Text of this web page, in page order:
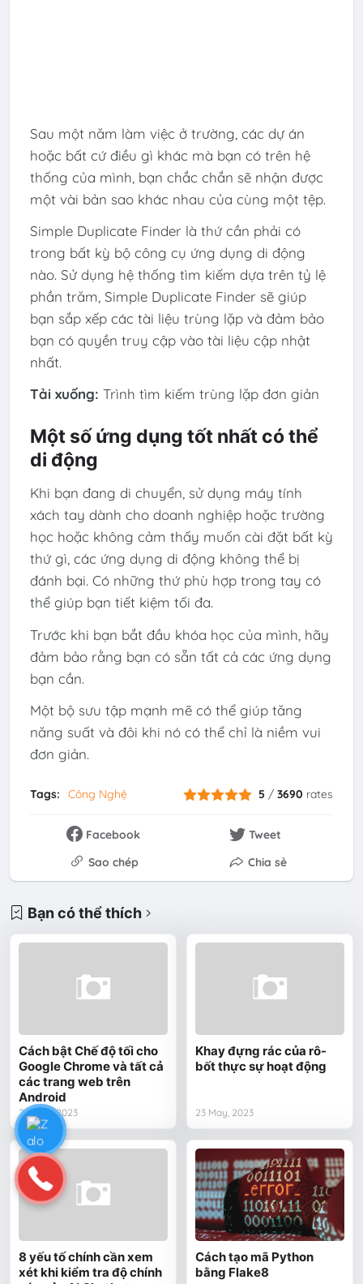
Sau một năm làm việc ở trường, các dự án
hoặc bất cứ điều gì khác mà bạn có trên hệ
thống của mình, bạn chắc chắn sẽ nhận được
một vài bản sao khác nhau của cùng một tệp.
Simple Duplicate Finder là thứ cần phải có
trong bất kỳ bộ công cụ ứng dụng di động
nào. Sử dụng hệ thống tìm kiếm dựa trên tỷ lệ
phần trăm, Simple Duplicate Finder sẽ giúp
bạn sắp xếp các tài liệu trùng lặp và đảm bảo
bạn có quyền truy cập vào tài liệu cập nhật
nhất.
Tải xuống: Trình tìm kiếm trùng lặp đơn giản
Một số ứng dụng tốt nhất có thể
di động
Khi bạn đang di chuyển, sử dụng máy tính
xách tay dành cho doanh nghiệp hoặc trường
học hoặc không cảm thấy muốn cài đặt bất kỳ
thứ gì, các ứng dụng di động không thể bị
đánh bại. Có những thứ phù hợp trong tay có
thể giúp bạn tiết kiệm tối đa.
Trước khi bạn bắt đầu khóa học của mình, hãy
đảm bảo rằng bạn có sẵn tất cả các ứng dụng
bạn cần.
Một bộ sưu tập mạnh mẽ có thể giúp tăng
năng suất và đôi khi nó có thể chỉ là niềm vui
đơn giản.
Tags: Công Nghệ 5 /3690 rates
Facebook
Tweet
Sao chép
Chia sẻ
Bạn có thể thích
Cách bật Chế độ tối cho
Google Chrome và tất cả
các trang web trên
Android
24 May, 2023
Khay đựng rác của rô-
bốt thực sự hoạt động
23 May, 2023
8 yếu tố chính cần xem
xét khi kiểm tra độ chính
Cách tạo mã Python
bằng Flake8